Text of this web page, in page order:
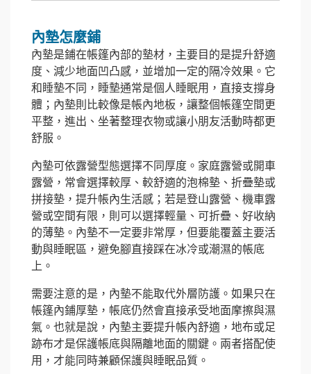
內墊怎麼鋪
內墊是鋪在帳篷內部的墊材，主要目的是提升舒適
度、減少地面凹凸感，並增加一定的隔冷效果。它
和睡墊不同，睡墊通常是個人睡眠用，直接支撐身
體；內墊則比較像是帳內地板，讓整個帳篷空間更
平整，進出、坐著整理衣物或讓小朋友活動時都更
舒服。
內墊可依露營型態選擇不同厚度。家庭露營或開車
露營，常會選擇較厚、較舒適的泡棉墊、折疊墊或
拼接墊，提升帳內生活感；若是登山露營、機車露
營或空間有限，則可以選擇輕量、可折疊、好收納
的薄墊。內墊不一定要非常厚，但要能覆蓋主要活
動與睡眠區，避免腳直接踩在冰冷或潮濕的帳底
上。
需要注意的是，內墊不能取代外層防護。如果只在
帳篷內鋪厚墊，帳底仍然會直接承受地面摩擦與濕
氣。也就是說，內墊主要提升帳內舒適，地布或足
跡布才是保護帳底與隔離地面的關鍵。兩者搭配使
用，才能同時兼顧保護與睡眠品質。